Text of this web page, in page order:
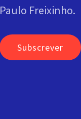
Paulo Freixinho.
Subscrever